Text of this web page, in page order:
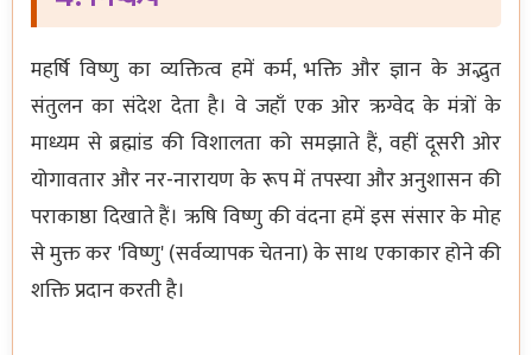
महर्षि विष्णु का व्यक्तित्व हमें कर्म, भक्ति और ज्ञान के अद्भुत
संतुलन का संदेश देता है। वे जहाँ एक ओर ऋग्वेद के मंत्रों के
माध्यम से ब्रह्मांड की विशालता को समझाते हैं, वहीं दूसरी ओर
योगावतार और नर-नारायण के रूप में तपस्या और अनुशासन की
पराकाष्ठा दिखाते हैं। ऋषि विष्णु की वंदना हमें इस संसार के मोह
से मुक्त कर 'विष्णु' (सर्वव्यापक चेतना) के साथ एकाकार होने की
शक्ति प्रदान करती है।